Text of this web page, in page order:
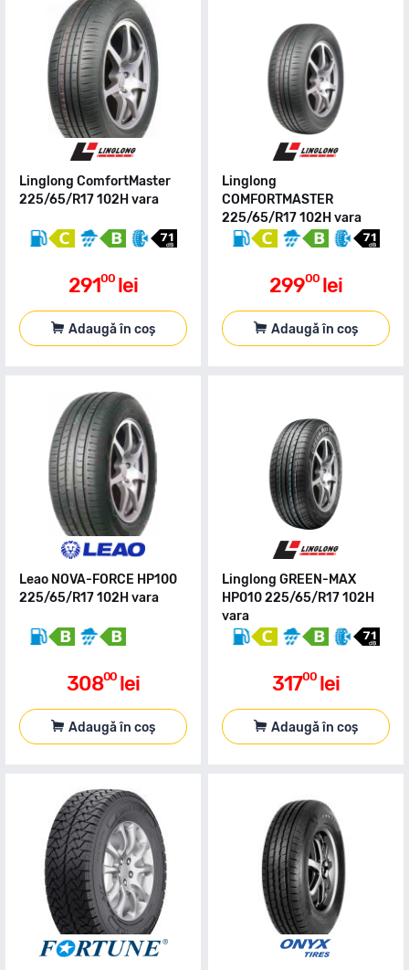
Linglong ComfortMaster
225/65/R17 102H vara
29100 lei
Adaugă în coș
Linglong
COMFORTMASTER
225/65/R17 102H vara
29900 lei
Adaugă în coș
Leao NOVA-FORCE HP100
225/65/R17 102H vara
30800 lei
Adaugă în coș
Linglong GREEN-MAX
HP010 225/65/R17 102H
vara
31700 lei
Adaugă în coș